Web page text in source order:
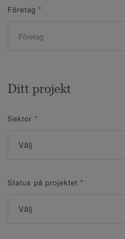
Företag *
Ditt projekt
Sektor *
Status på projektet *